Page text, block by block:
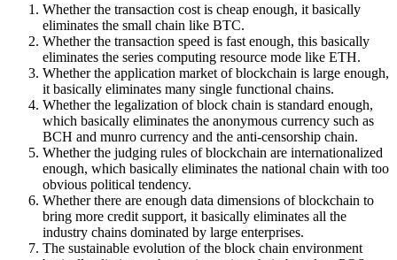
Whether the transaction cost is cheap enough, it basically
eliminates the small chain like BTC.
Whether the transaction speed is fast enough, this basically
eliminates the series computing resource mode like ETH.
Whether the application market of blockchain is large enough,
it basically eliminates many single functional chains.
Whether the legalization of block chain is standard enough,
which basically eliminates the anonymous currency such as
BCH and munro currency and the anti-censorship chain.
Whether the judging rules of blockchain are internationalized
enough, which basically eliminates the national chain with too
obvious political tendency.
Whether there are enough data dimensions of blockchain to
bring more credit support, it basically eliminates all the
industry chains dominated by large enterprises.
The sustainable evolution of the block chain environment